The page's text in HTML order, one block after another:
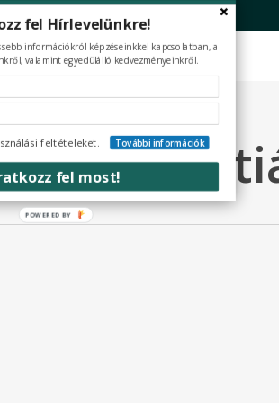
fel Hírlevelünkre!
információkról képzéseinkkel kapcsolatban, a
valamint egyedülálló kedvezményeinkről.
fel most!
feltételeket. További információk
POWERED